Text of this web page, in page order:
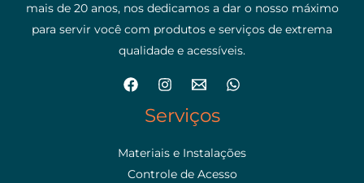
mais de 20 anos, nos dedicamos a dar o nosso máximo
para servir você com produtos e serviços de extrema
qualidade e acessíveis.
Serviços
Materiais e Instalações
Controle de Acesso